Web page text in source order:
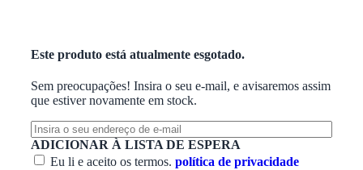
Este produto está atualmente esgotado.
Sem preocupações! Insira o seu e-mail, e avisaremos assim
que estiver novamente em stock.
ADICIONAR À LISTA DE ESPERA
Eu li e aceito os termos. política de privacidade